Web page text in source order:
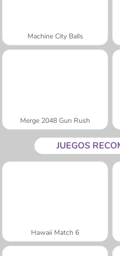
Machine City Balls
Merge 2048 Gun Rush
JUEGOS
Hawaii Match 6